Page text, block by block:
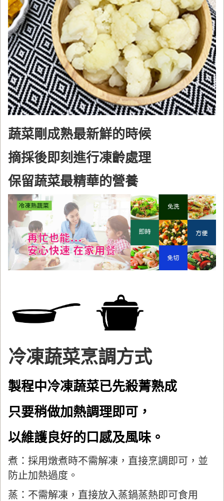
蔬菜剛成熟最新鮮的時候
摘採後即刻進行凍齡處理
保留蔬菜最精華的營養
冷凍蔬菜烹調方式
製程中冷凍蔬菜已先殺菁熟成
只要稍做加熱調理即可，
以維護良好的口感及風味。
煮：採用燉煮時不需解凍，直接烹調即可，並
防止加熱過度。
蒸：不需解凍，直接放入蒸鍋蒸熱即可食用